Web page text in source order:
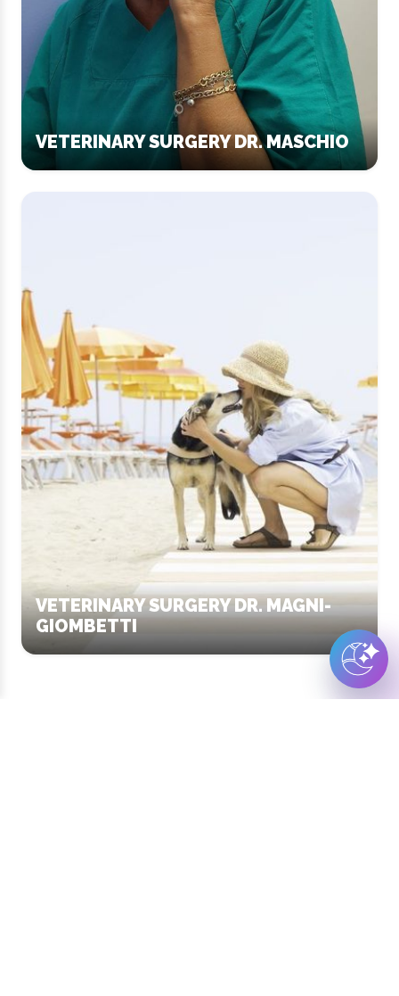
VETERINARY SURGERY DR. MASCHIO
VETERINARY SURGERY DR. MAGNI-
GIOMBETTI